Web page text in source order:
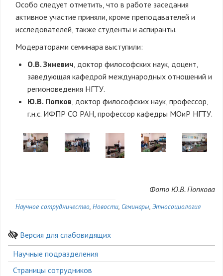
Особо следует отметить, что в работе заседания
активное участие приняли, кроме преподавателей и
исследователей, также студенты и аспиранты.
Модераторами семинара выступили:
О.В. Зиневич, доктор философских наук, доцент,
заведующая кафедрой международных отношений и
регионоведения НГТУ.
Ю.В. Попков, доктор философских наук, профессор,
г.н.с. ИФПР СО РАН, профессор кафедры МОиР НГТУ.
Фото Ю.В. Попкова
Научное сотрудничество Новости Семинары Этносоциология
Версия для слабовидящих
Боковое
меню
Научные подразделения
Страницы сотрудников